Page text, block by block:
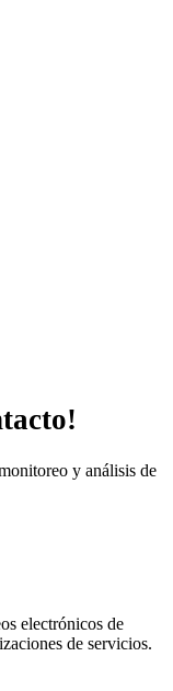
y análisis de
electrónicos de
de servicios.